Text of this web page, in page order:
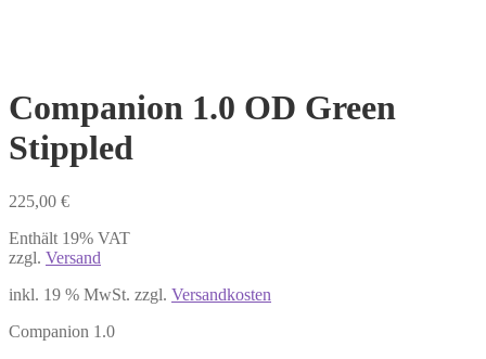
Companion 1.0 OD Green
Stippled
225,00 €
Enthält 19% VAT
zzgl. Versand
inkl. 19 % MwSt. zzgl. Versandkosten
Companion 1.0